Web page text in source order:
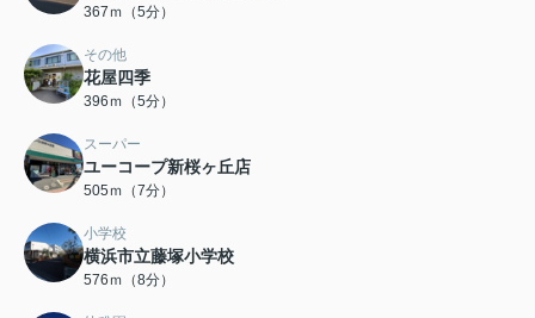
367ｍ（5分）
その他
花屋四季
396ｍ（5分）
スーパー
ユーコープ新桜ヶ丘店
505ｍ（7分）
小学校
横浜市立藤塚小学校
576ｍ（8分）